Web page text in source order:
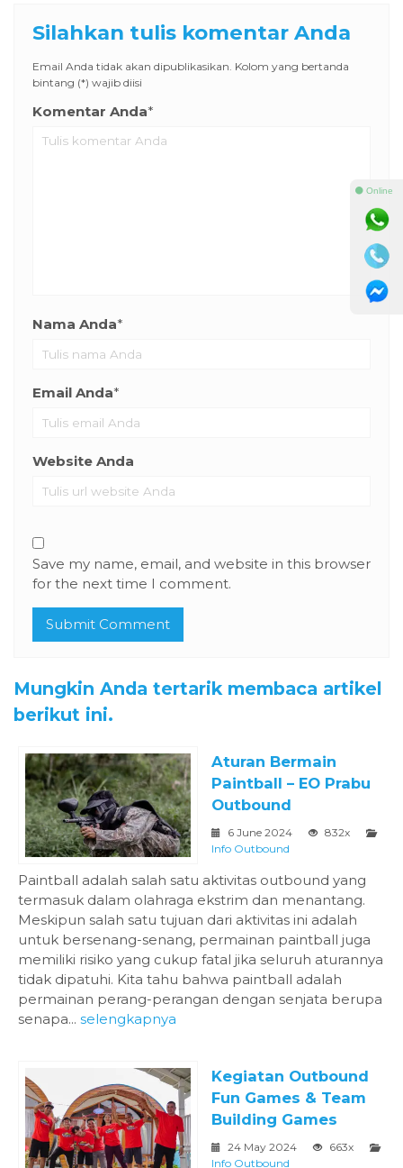
Silahkan tulis komentar Anda
Email Anda tidak akan dipublikasikan. Kolom yang bertanda
bintang (*) wajib diisi
Komentar Anda*
Nama Anda*
Email Anda*
Website Anda
Save my name, email, and website in this browser
for the next time I comment.
Mungkin Anda tertarik membaca artikel
berikut ini.
Aturan Bermain
Paintball – EO Prabu
Outbound
6 June 2024
832x
Info Outbound
Paintball adalah salah satu aktivitas outbound yang
termasuk dalam olahraga ekstrim dan menantang.
Meskipun salah satu tujuan dari aktivitas ini adalah
untuk bersenang-senang, permainan paintball juga
memiliki risiko yang cukup fatal jika seluruh aturannya
tidak dipatuhi. Kita tahu bahwa paintball adalah
permainan perang-perangan dengan senjata berupa
senapa... selengkapnya
Kegiatan Outbound
Fun Games & Team
Building Games
24 May 2024
663x
Info Outbound
⚫ Online